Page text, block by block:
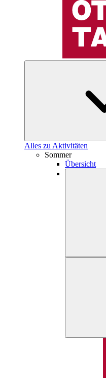
Alles zu Aktivitäten
Sommer
Übersicht